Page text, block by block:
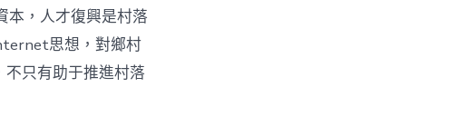
本，人才復興是村落
思想，對鄉村
只有助于推進村落